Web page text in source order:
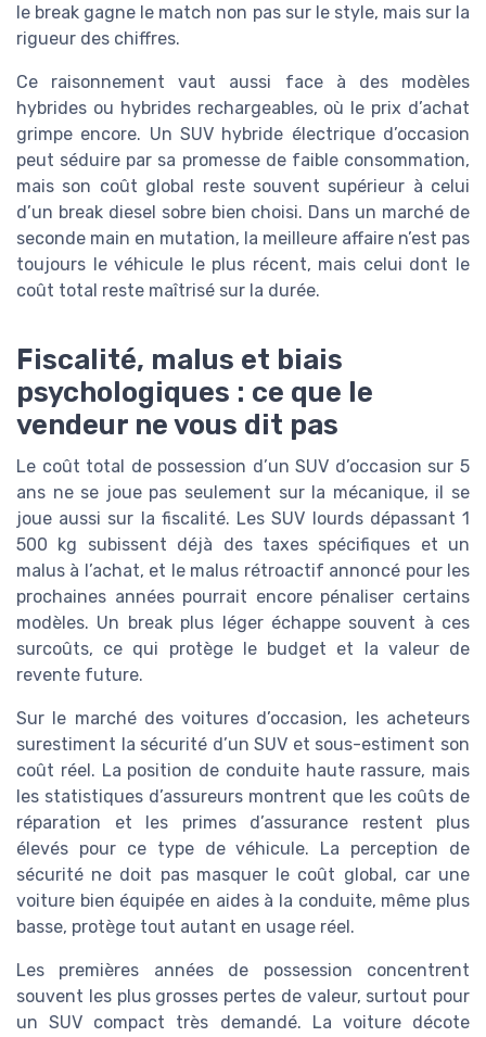
le break gagne le match non pas sur le style, mais sur la
rigueur des chiffres.
Ce raisonnement vaut aussi face à des modèles
hybrides ou hybrides rechargeables, où le prix d’achat
grimpe encore. Un SUV hybride électrique d’occasion
peut séduire par sa promesse de faible consommation,
mais son coût global reste souvent supérieur à celui
d’un break diesel sobre bien choisi. Dans un marché de
seconde main en mutation, la meilleure affaire n’est pas
toujours le véhicule le plus récent, mais celui dont le
coût total reste maîtrisé sur la durée.
Fiscalité, malus et biais
psychologiques : ce que le
vendeur ne vous dit pas
Le coût total de possession d’un SUV d’occasion sur 5
ans ne se joue pas seulement sur la mécanique, il se
joue aussi sur la fiscalité. Les SUV lourds dépassant 1
500 kg subissent déjà des taxes spécifiques et un
malus à l’achat, et le malus rétroactif annoncé pour les
prochaines années pourrait encore pénaliser certains
modèles. Un break plus léger échappe souvent à ces
surcoûts, ce qui protège le budget et la valeur de
revente future.
Sur le marché des voitures d’occasion, les acheteurs
surestiment la sécurité d’un SUV et sous-estiment son
coût réel. La position de conduite haute rassure, mais
les statistiques d’assureurs montrent que les coûts de
réparation et les primes d’assurance restent plus
élevés pour ce type de véhicule. La perception de
sécurité ne doit pas masquer le coût global, car une
voiture bien équipée en aides à la conduite, même plus
basse, protège tout autant en usage réel.
Les premières années de possession concentrent
souvent les plus grosses pertes de valeur, surtout pour
un SUV compact très demandé. La voiture décote